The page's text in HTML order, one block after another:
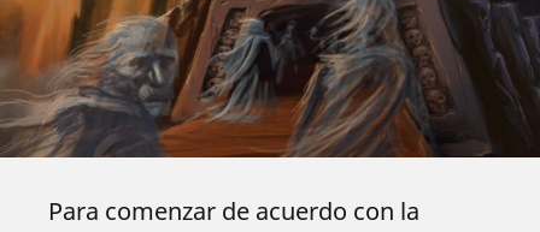
Para comenzar de acuerdo con la